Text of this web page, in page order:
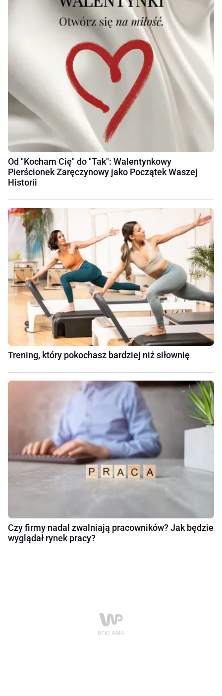
Od "Kocham Cię" do "Tak": Walentynkowy
Pierścionek Zaręczynowy jako Początek Waszej
Historii
Trening, który pokochasz bardziej niż siłownię
Czy firmy nadal zwalniają pracowników? Jak będzie
wyglądał rynek pracy?